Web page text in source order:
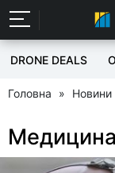
DRONE DEALS
Головна » Новини
Медицина